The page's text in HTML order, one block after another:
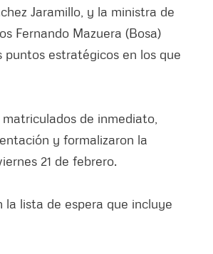
Jaramillo, y la ministra de
Fernando Mazuera (Bosa)
puntos estratégicos en los que
de inmediato,
y formalizaron la
21 de febrero.
la lista de espera que incluye